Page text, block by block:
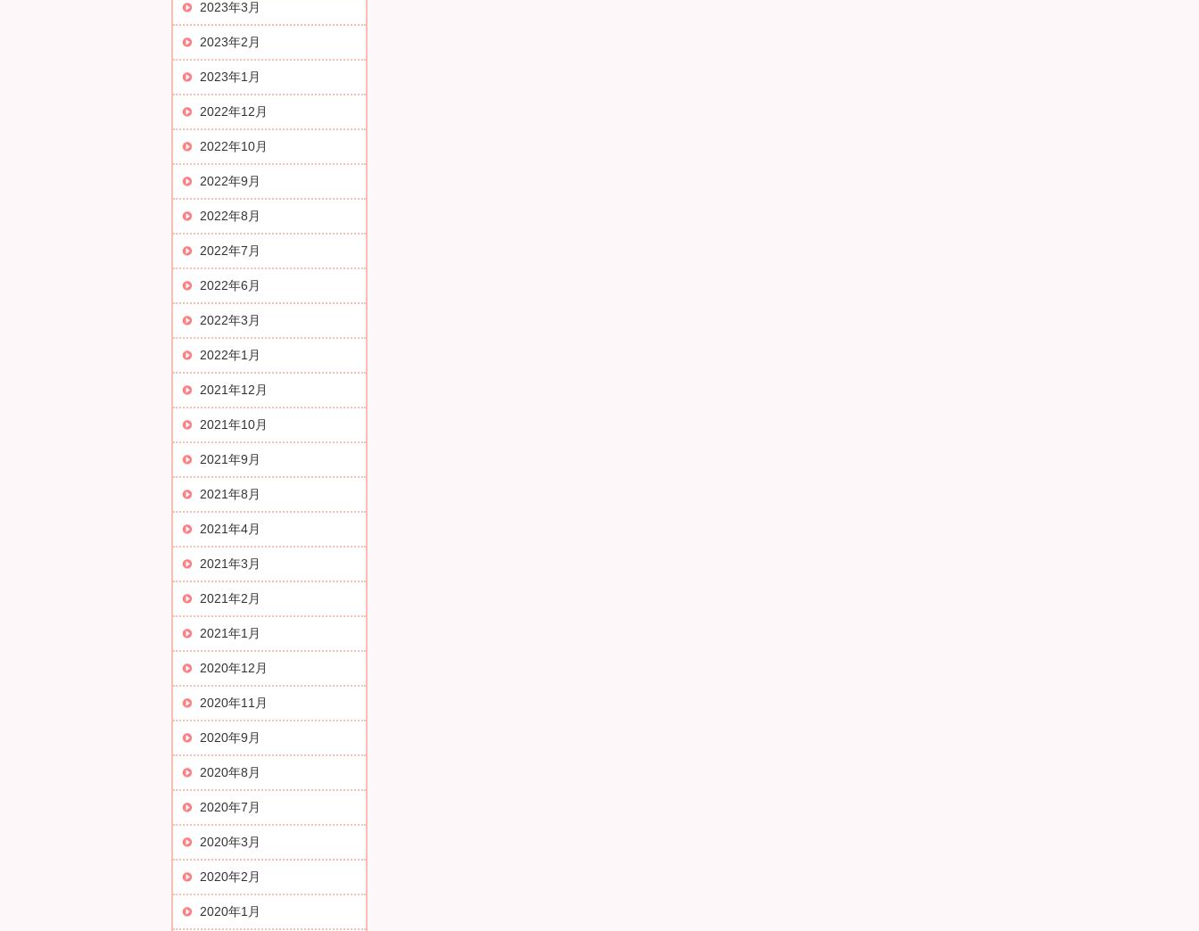
2023年3月
2023年2月
2023年1月
2022年12月
2022年10月
2022年9月
2022年8月
2022年7月
2022年6月
2022年3月
2022年1月
2021年12月
2021年10月
2021年9月
2021年8月
2021年4月
2021年3月
2021年2月
2021年1月
2020年12月
2020年11月
2020年9月
2020年8月
2020年7月
2020年3月
2020年2月
2020年1月